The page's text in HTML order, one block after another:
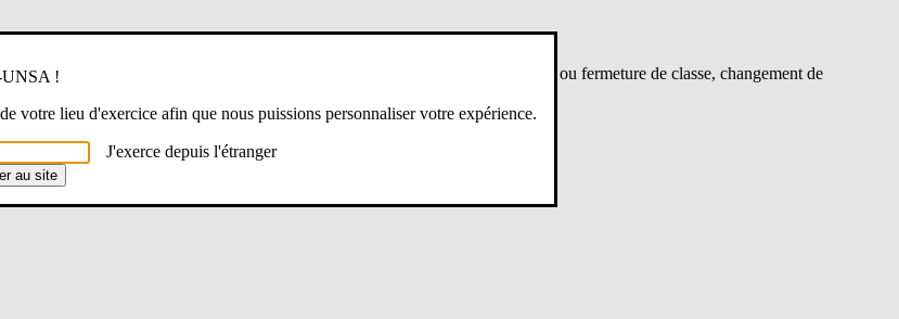
classe pour différentes raisons : réorganisation de l’école, travaux, ouverture ou fermeture de classe, changement de
UNSA !
votre lieu d'exercice afin que nous puissions personnaliser votre expérience.
J'exerce depuis l'étranger
au site